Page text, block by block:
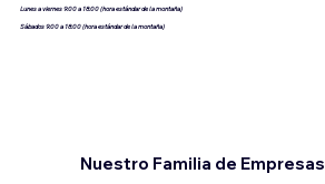
Lunes a viernes 9:00 a 18:00 (hora estándar de la montaña)
Sábados 9:00 a 18:00 (hora estándar de la montaña)
Nuestro Familia de Empresas